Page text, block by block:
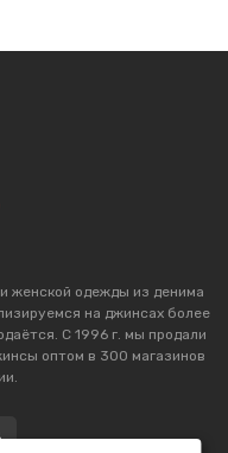
женской одежды из денима
на джинсах более
С 1996 г. мы продали
оптом в 300 магазинов